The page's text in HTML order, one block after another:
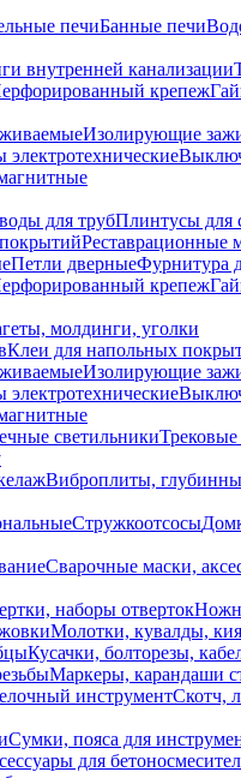
печиБанные печи
внутренней канализации
крепеж
Изолирующие
для трубПлинтусы для
Реставрационные
Петли дверныеФурнитура
крепеж
молдинги, уголки
Клеи для напольных
Изолирующие
светильникиТрековые
Виброплиты,
Стружкоотсосы
Сварочные маски,
наборы отверток
Молотки, кувалды,
Кусачки, болторезы,
Маркеры, карандаши
инструментСкотч,
Сумки, пояса для
для